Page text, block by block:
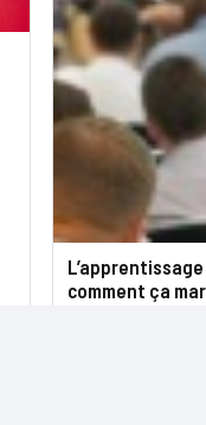
comment ça